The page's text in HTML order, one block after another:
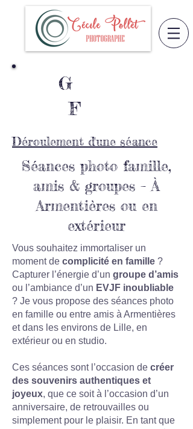
Groupe /
Famille
Déroulement d'une séance
Séances photo famille,
amis & groupes – À
Armentières ou en
extérieur
Vous souhaitez immortaliser un
moment de complicité en famille ?
Capturer l’énergie d’un groupe d’amis
ou l’ambiance d’un EVJF inoubliable
? Je vous propose des séances photo
en famille ou entre amis à Armentières
et dans les environs de Lille, en
extérieur ou en studio.
Ces séances sont l’occasion de créer
des souvenirs authentiques et
joyeux, que ce soit à l’occasion d’un
anniversaire, de retrouvailles ou
simplement pour le plaisir. En tant que